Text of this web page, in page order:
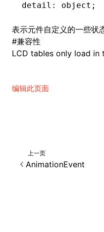
detail : object;
表示元件自定义的一些状
#兼容性
LCD tables only load in
编辑此页面
上一页
AnimationEvent